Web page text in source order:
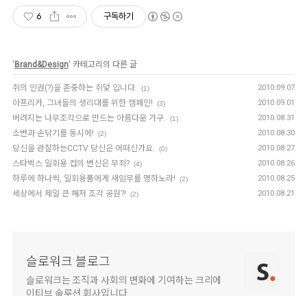
6 구독하기
' Brand&Design' 카테고리의 다른 글
쥐의 인권(?)을 존중하는 쥐덫 입니다. (1) 2010.09.07
아프리카, 그녀들의 생리대를 위한 캠페인! (3) 2010.09.01
버려지는 나무조각으로 만드는 아름다운 가구. (1) 2010.08.31
소변과 손닦기를 동시에! (2) 2010.08.30
당신을 관찰하는CCTV 당신은 어떠신가요. (0) 2010.08.27
스타벅스 일회용 컵의 변신은 무죄? (4) 2010.08.26
하루에 하나씩, 일회용품에게 새임무를 명하노라! (2) 2010.08.25
세상에서 제일 큰 해저 조각 공원?! (2) 2010.08.21
슬로워크 블로그
슬로워크는 조직과 사회의 변화에 기여하는 크리에
이티브 솔루션 회사입니다